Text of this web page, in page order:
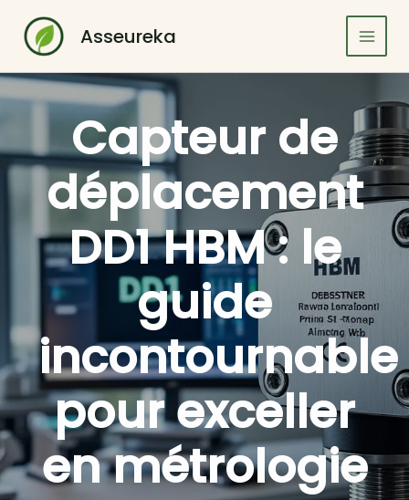
contenu
Asseureka
Capteur de
déplacement
DD1 HBM : le
guide
incontournable
pour exceller
en métrologie